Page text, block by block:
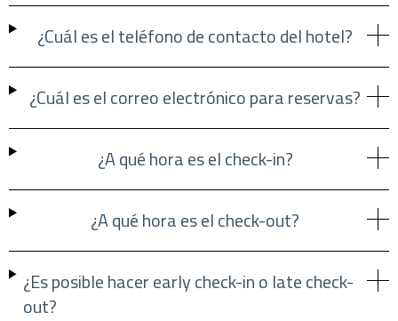
¿Cuál es el teléfono de contacto del hotel?
¿Cuál es el correo electrónico para reservas?
¿A qué hora es el check-in?
¿A qué hora es el check-out?
¿Es posible hacer early check-in o late check-
out?